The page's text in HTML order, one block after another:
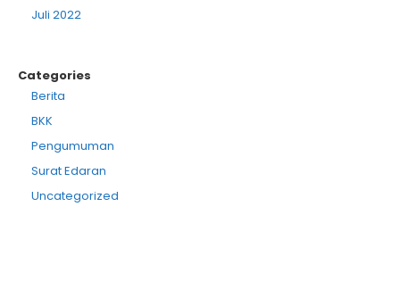
Juli 2022
Categories
Berita
BKK
Pengumuman
Surat Edaran
Uncategorized